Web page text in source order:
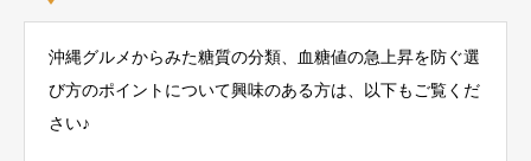
沖縄グルメからみた糖質の分類、血糖値の急上昇を防ぐ選
び方のポイントについて興味のある方は、以下もご覧くだ
さい♪